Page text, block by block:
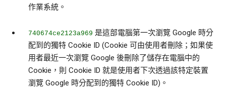
作業系統。
740674ce2123a969 是這部電腦第一次瀏覽 Google 時分
配到的獨特 Cookie ID (Cookie 可由使用者刪除；如果使
用者最近一次瀏覽 Google 後刪除了儲存在電腦中的
Cookie，則 Cookie ID 就是使用者下次透過該特定裝置
瀏覽 Google 時分配到的獨特 Cookie ID)。